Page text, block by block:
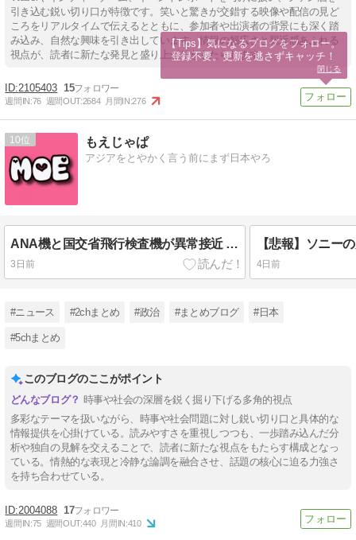
引き込む鋭い切り口が特徴です。笑いと驚きが交錯する映像や配信の見ど
ころをリアルタイムで伝えるとともに、参加者や出演者の背景にも深く踏
み込み、自然な興味を引き出しています。情報の幅広さと親近感あふれる
視点が、読者に新たな発見と盛り上がりをもたらします。
2105403 15
週間IN:76 週間OUT:2684 月間IN:276
10 もえじゃぱ
アジアをとやかく言う前にまず日本やろ
ANA機と国交省飛行検査機が異常接近 空中衝突防止装置が作動も“ニアミス認定せず” 国交省判断
3日前 4日前
#ニュース #2chまとめ #政治 #まとめブログ #日本
#5chまとめ
このブログのここがポイント
時事や社会の深層を鋭く掘り下げる多角的視点
多彩なテーマを扱いながら、時事や社会問題に対し鋭い切り口と具体的な
情報提供を心掛けている。読みやすさを重視しつつも、一歩踏み込んだ分
析や独自の見解を交えることで、読者に新たな視点をもたらす構成となっ
ている。情熱的な表現と冷静な論調を融合させ、話題の核心に迫る力強さ
を持ち合わせている。
2004088 17
週間IN:75 週間OUT:440 月間IN:410
【Tips】気になるブログをフォロー。
登録不要。更新を逃さずキャッチ！
閉じる